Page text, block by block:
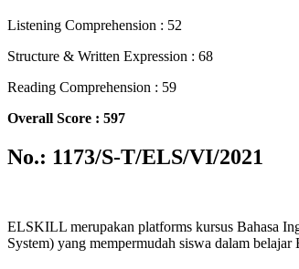
Listening Comprehension : 52
Structure & Written Expression : 68
Reading Comprehension : 59
Overall Score : 597
No.: 1173/S-T/ELS/VI/2021
ELSKILL merupakan platforms kursus Bahasa
System) yang mempermudah siswa dalam belajar